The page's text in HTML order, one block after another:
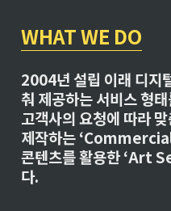
{
#
00
00
0}
{\
te
xt
sf
WHAT WE DO
2004년 설립 이래 디지
춰 제공하는 서비스 형
고객사의 요청에 따라
제작하는
콘텐츠를 활용한 ‘Art
다.